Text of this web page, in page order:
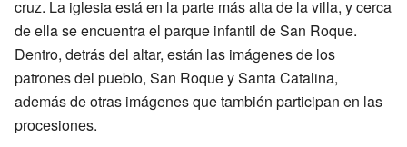
cruz. La iglesia está en la parte más alta de la villa, y cerca
de ella se encuentra el parque infantil de San Roque.
Dentro, detrás del altar, están las imágenes de los
patrones del pueblo, San Roque y Santa Catalina,
además de otras imágenes que también participan en las
procesiones.